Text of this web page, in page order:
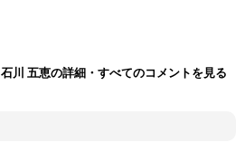
石川 五恵の詳細・すべてのコメントを見る